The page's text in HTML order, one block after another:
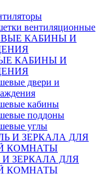
вентиляционные
КАБИНЫ И
двери и
кабины
поддоны
углы
И ЗЕРКАЛА ДЛЯ
КОМНАТЫ